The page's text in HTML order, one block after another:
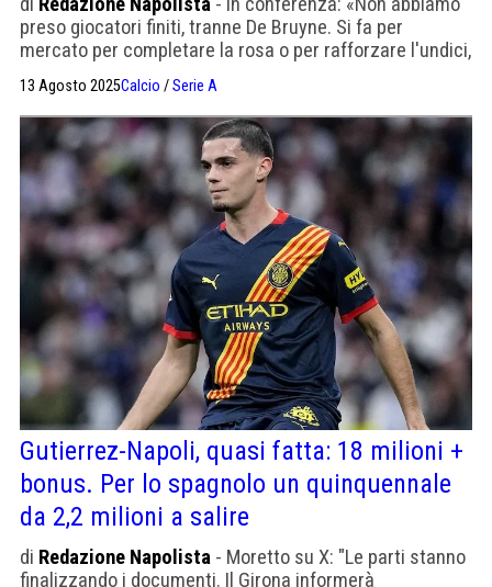
preso giocatori finiti, tranne De Bruyne. Si fa per
mercato per completare la rosa o per rafforzare l'undici,
13 Agosto 2025Calcio /Serie A
Gutierrez-Napoli, quasi fatta: 18 milioni +
bonus. Per lo spagnolo un quinquennale
da 2,2 milioni a salire
di Redazione Napolista - Moretto su X: "Le parti stanno
finalizzando i documenti. Il Girona informerà